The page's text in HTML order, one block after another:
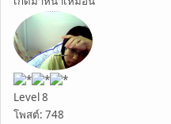
Level 8
โพสต์: 748